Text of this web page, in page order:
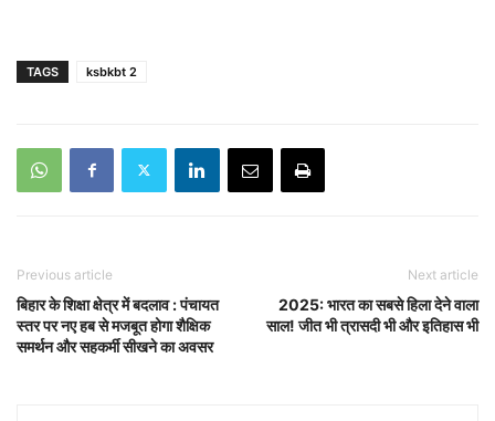
TAGS ksbkbt 2
Previous article
बिहार के शिक्षा क्षेत्र में बदलाव : पंचायत
स्तर पर नए हब से मजबूत होगा शैक्षिक
समर्थन और सहकर्मी सीखने का अवसर
Next article
2025: भारत का सबसे हिला देने वाला
साल! जीत भी त्रासदी भी और इतिहास भी